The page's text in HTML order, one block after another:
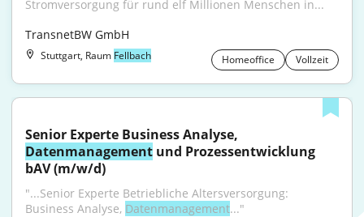
Stromversorgung für rund elf Millionen Menschen in...
TransnetBW GmbH
Stuttgart, Raum Fellbach Homeoffice Vollzeit
Datenmanagement und Prozessentwicklung
bAV (m/w/d)
"...Senior Experte Betriebliche Altersversorgung:
Business Analyse, Datenmanagement..."